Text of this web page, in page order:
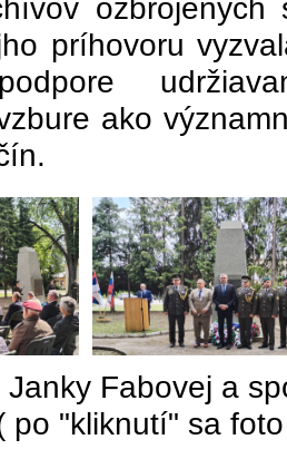
ozbrojených
príhovoru
ako
Janky Fabovej a
po "kliknutí" sa